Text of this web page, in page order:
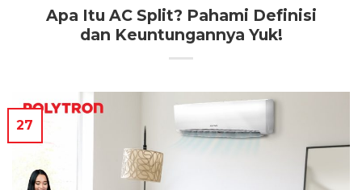
Apa Itu AC Split? Pahami Definisi
dan Keuntungannya Yuk!
27